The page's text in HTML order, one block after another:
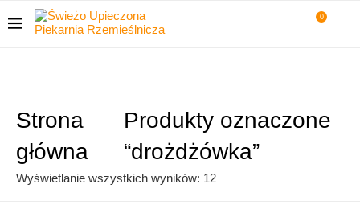
0
Strona
główna
Produkty oznaczone
“drożdżówka”
Wyświetlanie wszystkich wyników: 12Posortowane